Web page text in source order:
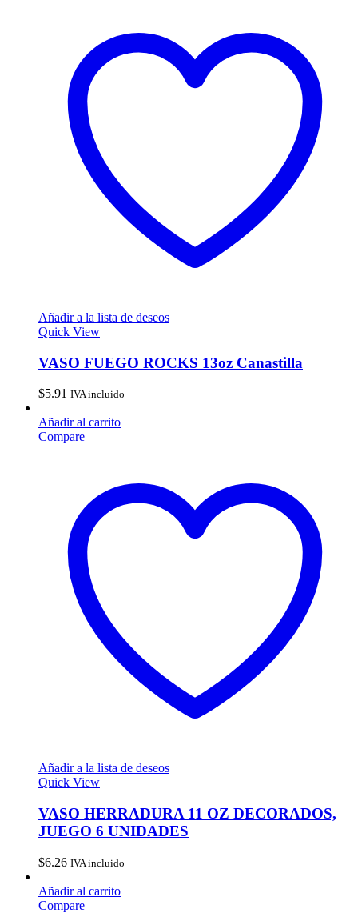
Añadir a la lista de deseos
Quick View
VASO FUEGO ROCKS 13oz Canastilla
$5.91 IVA incluido
Añadir al carrito
Compare
Añadir a la lista de deseos
Quick View
VASO HERRADURA 11 OZ DECORADOS,
JUEGO 6 UNIDADES
$6.26 IVA incluido
Añadir al carrito
Compare